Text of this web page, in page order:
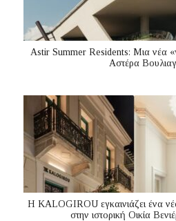
Astir Summer Residents: Μια νέα
Αστέρα
Η KALOGIROU εγκαινιάζει ένα
στην ιστορική Οικία